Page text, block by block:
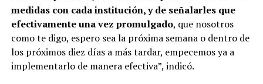
medidas con cada institución, y de señalarles que
efectivamente una vez promulgado, que nosotros
como te digo, espero sea la próxima semana o dentro de
los próximos diez días a más tardar, empecemos ya a
implementarlo de manera efectiva”, indicó.